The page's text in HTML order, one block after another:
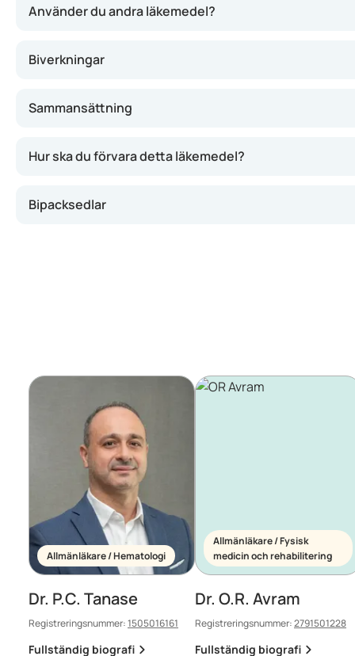
Använder du andra läkemedel?
Biverkningar
Sammansättning
Hur ska du förvara detta läkemedel?
Bipacksedlar
Allmänläkare / Hematologi
Dr. P.C. Tanase
Registreringsnummer:1505016161
Fullständig biografi
Allmänläkare / Fysisk
medicin och rehabilitering
Dr. O.R. Avram
Registreringsnummer:2791501228
Fullständig biografi